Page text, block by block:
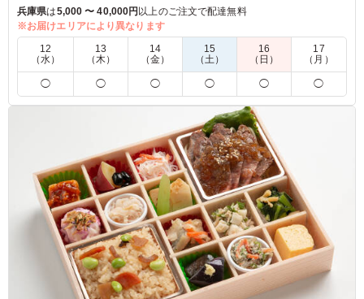
しポン酢はステーキ
にも豚しゃぶにもお使いいただけます。
※ちらし寿司の種類をご変更いただけます。また、酢飯は白米
にご変更可能です。下記プルダウンよりご選択ください。
牛ステーキは柔らくてとてもおいしいです。ステーキソー
スがよく出来ていてステーキ以外の食材にもつけていただ
きました。ご飯の量もいい具合で大変満足いくお弁当をい
ただくことができました。
ご利用シーン：会議・セミナー›ランチミーティング
兵庫県神戸市西区室谷2025/10/31
兵庫県は5,000 〜 40,000円 以上のご注文で配達無料
※お届けエリアにより異なります
12
（水）
13
（木）
14
（金）
15
（土）
16
（日）
17
（月）
◯ ◯ ◯ ◯ ◯ ◯